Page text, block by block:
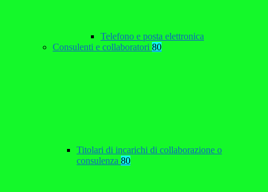
Telefono e posta elettronica
Consulenti e collaboratori 80
Titolari di incarichi di collaborazione o
consulenza 80